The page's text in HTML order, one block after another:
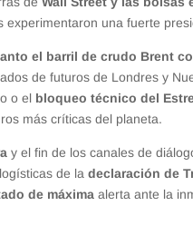
una fuerte
el barril de crudo Brent
de futuros de Londres y
o el bloqueo técnico del
más críticas del planeta.
y el fin de los canales de
de ladeclaración de
de máxima alerta ante la